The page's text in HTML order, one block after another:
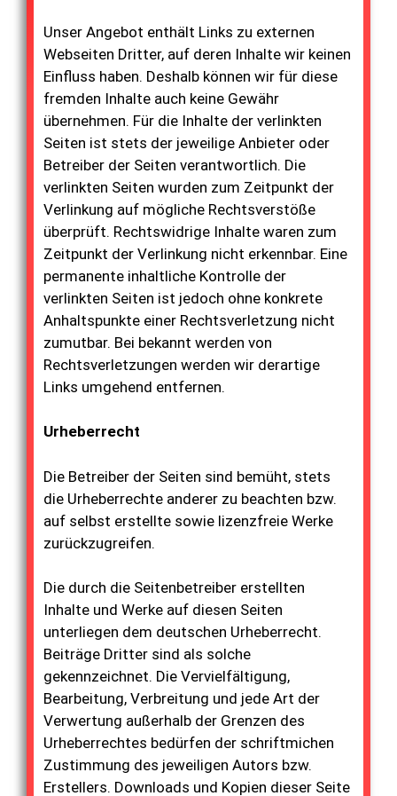
Unser Angebot enthält Links zu externen
Webseiten Dritter, auf deren Inhalte wir keinen
Einfluss haben. Deshalb können wir für diese
fremden Inhalte auch keine Gewähr
übernehmen. Für die Inhalte der verlinkten
Seiten ist stets der jeweilige Anbieter oder
Betreiber der Seiten verantwortlich. Die
verlinkten Seiten wurden zum Zeitpunkt der
Verlinkung auf mögliche Rechtsverstöße
überprüft. Rechtswidrige Inhalte waren zum
Zeitpunkt der Verlinkung nicht erkennbar. Eine
permanente inhaltliche Kontrolle der
verlinkten Seiten ist jedoch ohne konkrete
Anhaltspunkte einer Rechtsverletzung nicht
zumutbar. Bei bekannt werden von
Rechtsverletzungen werden wir derartige
Links umgehend entfernen.
Urheberrecht
Die Betreiber der Seiten sind bemüht, stets
die Urheberrechte anderer zu beachten bzw.
auf selbst erstellte sowie lizenzfreie Werke
zurückzugreifen.
Die durch die Seitenbetreiber erstellten
Inhalte und Werke auf diesen Seiten
unterliegen dem deutschen Urheberrecht.
Beiträge Dritter sind als solche
gekennzeichnet. Die Vervielfältigung,
Bearbeitung, Verbreitung und jede Art der
Verwertung außerhalb der Grenzen des
Urheberrechtes bedürfen der schriftmichen
Zustimmung des jeweiligen Autors bzw.
Erstellers. Downloads und Kopien dieser Seite